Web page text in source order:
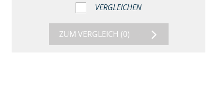
VERGLEICHEN
ZUM VERGLEICH (0)